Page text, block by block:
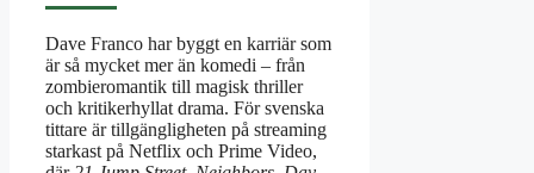
Dave Franco har byggt en karriär som
är så mycket mer än komedi – från
zombie­romantik till magisk thriller
och kritiker­hyllat drama. För svenska
tittare är tillgängligheten på streaming
starkast på Netflix och Prime Video,